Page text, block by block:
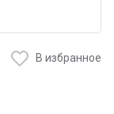
В избранное